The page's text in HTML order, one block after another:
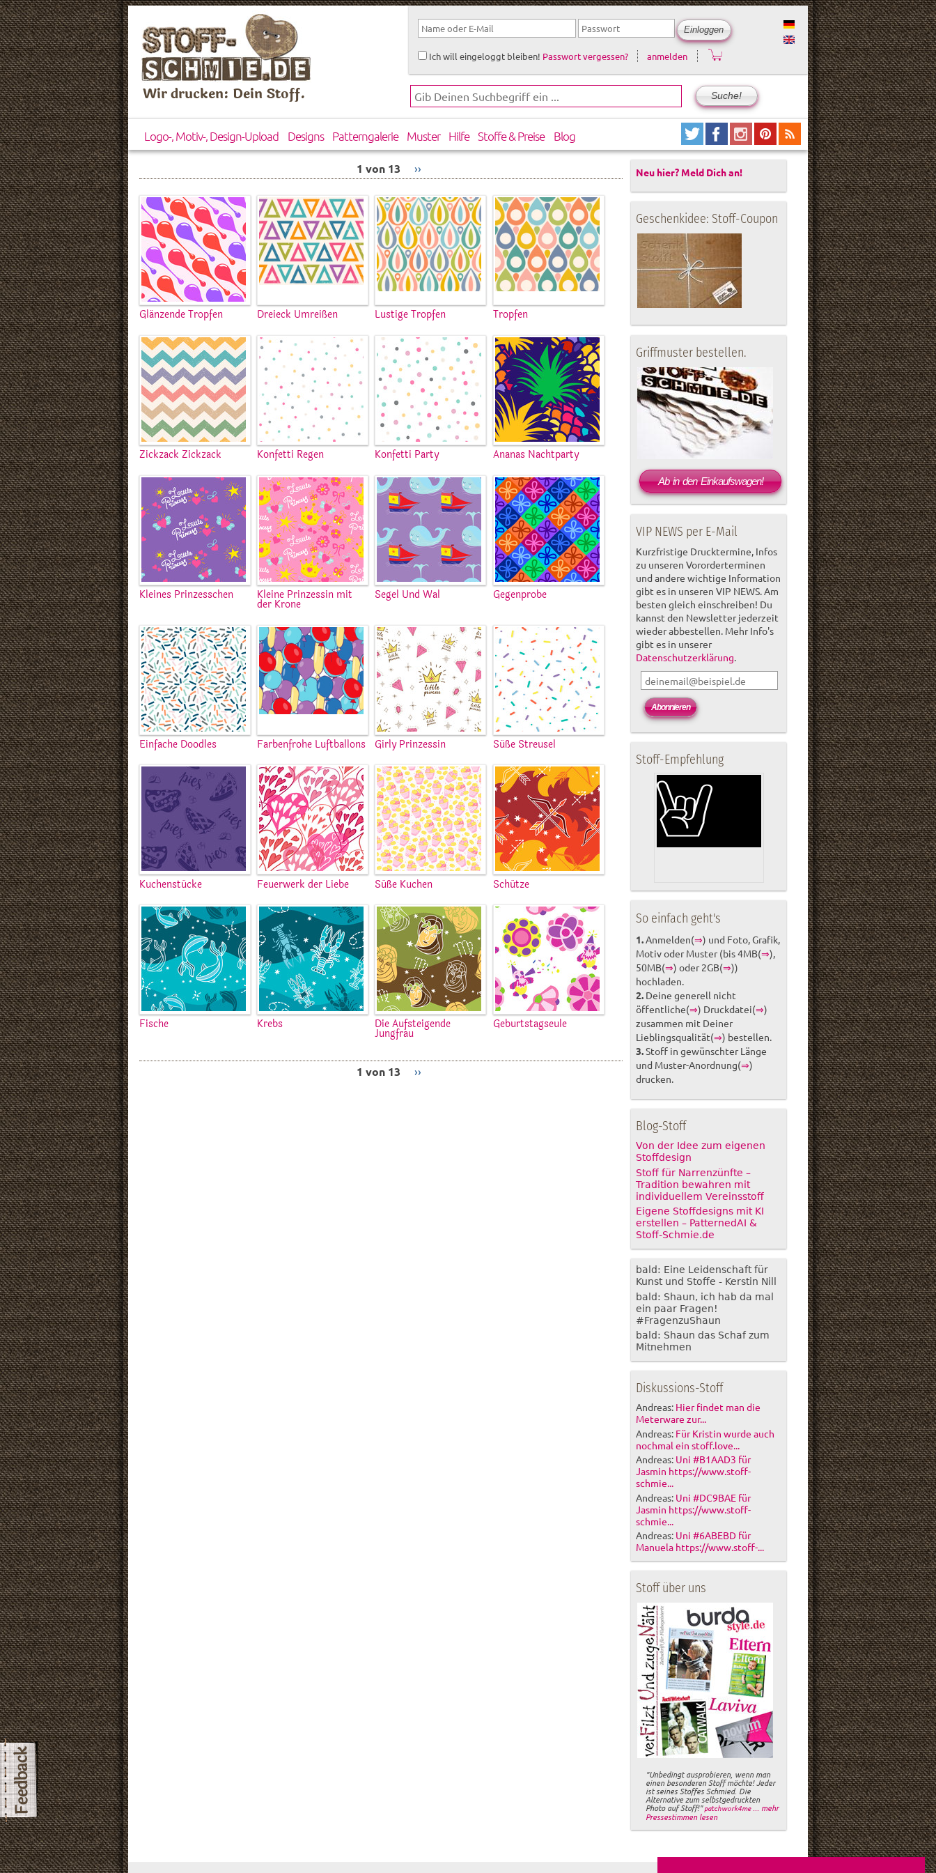
Wir drucken: Dein Stoff.
Ich will eingeloggt bleiben! Passwort vergessen? anmelden
Logo-, Motiv-, Design-Upload Designs Patterngalerie Muster Hilfe Stoffe & Preise Blog
1 von 13 ››
Glänzende Tropfen Dreieck Umreißen Lustige Tropfen Tropfen
Zickzack Zickzack Konfetti Regen Konfetti Party Ananas Nachtparty
Kleines Prinzesschen Kleine Prinzessin mit
der Krone
Segel Und Wal Gegenprobe
Einfache Doodles Farbenfrohe Luftballons Girly Prinzessin Süße Streusel
Kuchenstücke Feuerwerk der Liebe Süße Kuchen Schütze
Fische Krebs Die Aufsteigende
Jungfrau
Geburtstagseule
1 von 13 ››
Neu hier? Meld Dich an!
Geschenkidee: Stoff-Coupon
Griffmuster bestellen.
Ab in den Einkaufswagen!
VIP NEWS per E-Mail
Kurzfristige Drucktermine, Infos
zu unseren Vororderterminen
und andere wichtige Information
gibt es in unseren VIP NEWS. Am
besten gleich einschreiben! Du
kannst den Newsletter jederzeit
wieder abbestellen. Mehr Info's
gibt es in unserer
Datenschutzerklärung.
Stoff-Empfehlung
So einfach geht's
1.Anmelden(⇒) und Foto, Grafik,
Motiv oder Muster (bis 4MB(⇒),
50MB(⇒) oder 2GB(⇒))
hochladen.
2. Deine generell nicht
öffentliche(⇒) Druckdatei(⇒)
zusammen mit Deiner
Lieblingsqualität(⇒) bestellen.
3.Stoff in gewünschter Länge
und Muster-Anordnung(⇒)
drucken.
Blog-Stoff
Von der Idee zum eigenen
Stoffdesign
Stoff für Narrenzünfte –
Tradition bewahren mit
individuellem Vereinsstoff
Eigene Stoffdesigns mit KI
erstellen – PatternedAI &
Stoff-Schmie.de
bald: Eine Leidenschaft für
Kunst und Stoffe - Kerstin Nill
bald: Shaun, ich hab da mal
ein paar Fragen!
#FragenzuShaun
bald: Shaun das Schaf zum
Mitnehmen
Diskussions-Stoff
Andreas: Hier findet man die
Meterware zur...
Andreas: Für Kristin wurde auch
nochmal ein stoff.love...
Andreas: Uni #B1AAD3 für
Jasmin https://www.stoff-
schmie...
Andreas: Uni #DC9BAE für
Jasmin https://www.stoff-
schmie...
Andreas: Uni #6ABEBD für
Manuela https://www.stoff-...
Stoff über uns
"Unbedingt ausprobieren, wenn man
einen besonderen Stoff möchte! Jeder
ist seines Stoffes Schmied. Die
Alternative zum selbstgedruckten
Photo auf Stoff!"patchwork4me ... mehr
Pressestimmen lesen